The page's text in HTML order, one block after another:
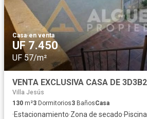
Casa·en venta
UF 7.450
UF 57/m²
Villa Jesús
130 m²3 Dormitorios3 BañosCasa
·Estacionamiento·Zona de secado·Piscina